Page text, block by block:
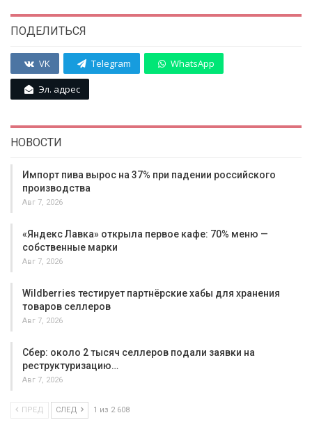
ПОДЕЛИТЬСЯ
VK Telegram WhatsApp
Эл. адрес
НОВОСТИ
Импорт пива вырос на 37% при падении российского
производства
Авг 7, 2026
«Яндекс Лавка» открыла первое кафе: 70% меню —
собственные марки
Авг 7, 2026
Wildberries тестирует партнёрские хабы для хранения
товаров селлеров
Авг 7, 2026
Сбер: около 2 тысяч селлеров подали заявки на
реструктуризацию…
Авг 7, 2026
ПРЕД СЛЕД 1 из 2 608